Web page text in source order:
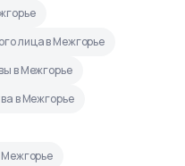
лица в Межгорье
в Межгорье
в Межгорье
Межгорье